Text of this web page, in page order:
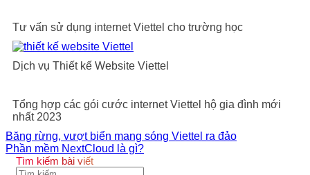
Tư vấn sử dụng internet Viettel cho trường học
Dịch vụ Thiết kế Website Viettel
Tổng hợp các gói cước internet Viettel hộ gia đình mới
nhất 2023
Băng rừng, vượt biển mang sóng Viettel ra đảo
Phần mềm NextCloud là gì?
Tìm kiếm bài viết
Tìm